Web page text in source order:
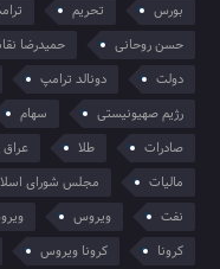
بورس
تحریم
حسن روحانی
حمیدرضا
دولت
دونالد ترامپ
رژیم صهیونیستی
سهام
صادرات
طلا عراق
مالیات
مجلس شورای
نفت
ویروس
کرونا
کرونا ویروس